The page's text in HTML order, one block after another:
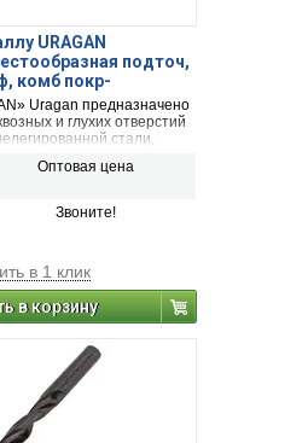
URAGAN
подточ,
комб покр-
6,6х101мм,1шт
Uragan предназначено
и глухих отверстий
стали,
чугуне, цветном
Оптовая цена
Звоните!
в 1 клик
в корзину